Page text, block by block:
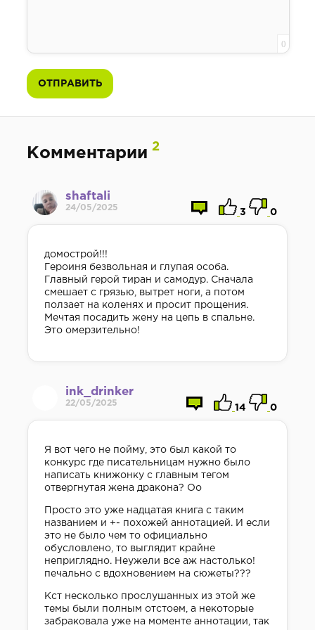
0
ОТПРАВИТЬ
Комментарии2
shaftali
24/05/2025
3 0
домострой!!!
Героиня безвольная и глупая особа.
Главный герой тиран и самодур. Сначала
смешает с грязью, вытрет ноги, а потом
ползает на коленях и просит прощения.
Мечтая посадить жену на цепь в спальне.
Это омерзительно!
ink_drinker
22/05/2025
14 0
Я вот чего не пойму, это был какой то
конкурс где писательницам нужно было
написать книжонку с главным тегом
отвергнутая жена дракона? Оо
Просто это уже надцатая книга с таким
названием и +- похожей аннотацией. И если
это не было чем то официально
обусловлено, то выглядит крайне
неприглядно. Неужели все аж настолько!
печально с вдохновением на сюжеты???
Кст несколько прослушанных из этой же
темы были полным отстоем, а некоторые
забраковала уже на моменте аннотации, так